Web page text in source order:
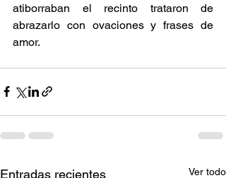
atiborraban el recinto trataron de
abrazarlo con ovaciones y frases de
amor.
Entradas recientes Ver todo